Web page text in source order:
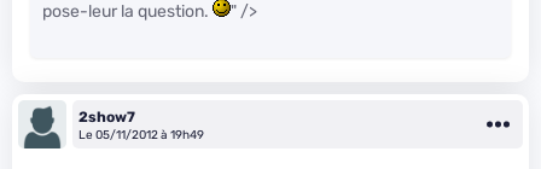
pose-leur la question. " />
2show7
Le 05/11/2012 à 19h49